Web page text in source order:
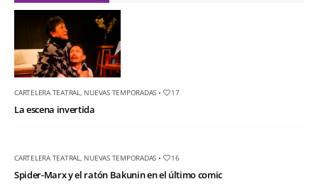
CARTELERA TEATRAL NUEVAS TEMPORADAS • 17
La escena invertida
CARTELERA TEATRAL NUEVAS TEMPORADAS • 16
Spider-Marx y el ratón Bakunin en el último comic